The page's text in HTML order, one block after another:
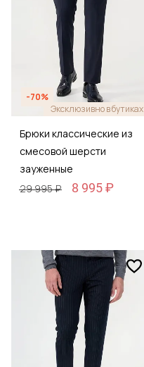
-70%
Эксклюзивно в бутиках
Брюки классические из
смесовой шерсти
зауженные
29 995 ₽
8 995 ₽